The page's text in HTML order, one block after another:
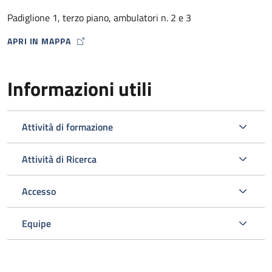
presso lo stesso Ambulatorio HIV) .
L’ambulatorio si occupa inoltre dello screening e della gestione
delle comorbosità correlate all’infezione da HIV programmando
gli esami ematici o strumentali e le visite specialistiche
opportuni nell’ambito del Policlinico.
Padiglione 1, terzo piano, ambulatori n. 2 e 3
APRI IN MAPPA
MAP ICON
Informazioni utili
Attività di formazione
Attività di Ricerca
Accesso
Equipe